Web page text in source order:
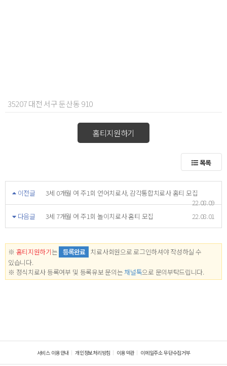
35207 대전 서구 둔산동 910
홈티지원하기
목록
이전글
3세 0개월 여 주1회 언어치료사, 감각통합치료사 홈티 모집
22.08.09
다음글
3세 7개월 여 주1회 놀이치료사 홈티 모집 22.08.01
※ 홈티지원하기는 등록완료 치료사회원으로 로그인하셔야 작성하실 수
있습니다.
※ 정식치료사 등록여부 및 등록유보 문의는 채널톡으로 문의부탁드립니다.
서비스 이용안내 개인정보처리방침 이용약관 이메일주소 무단수집거부